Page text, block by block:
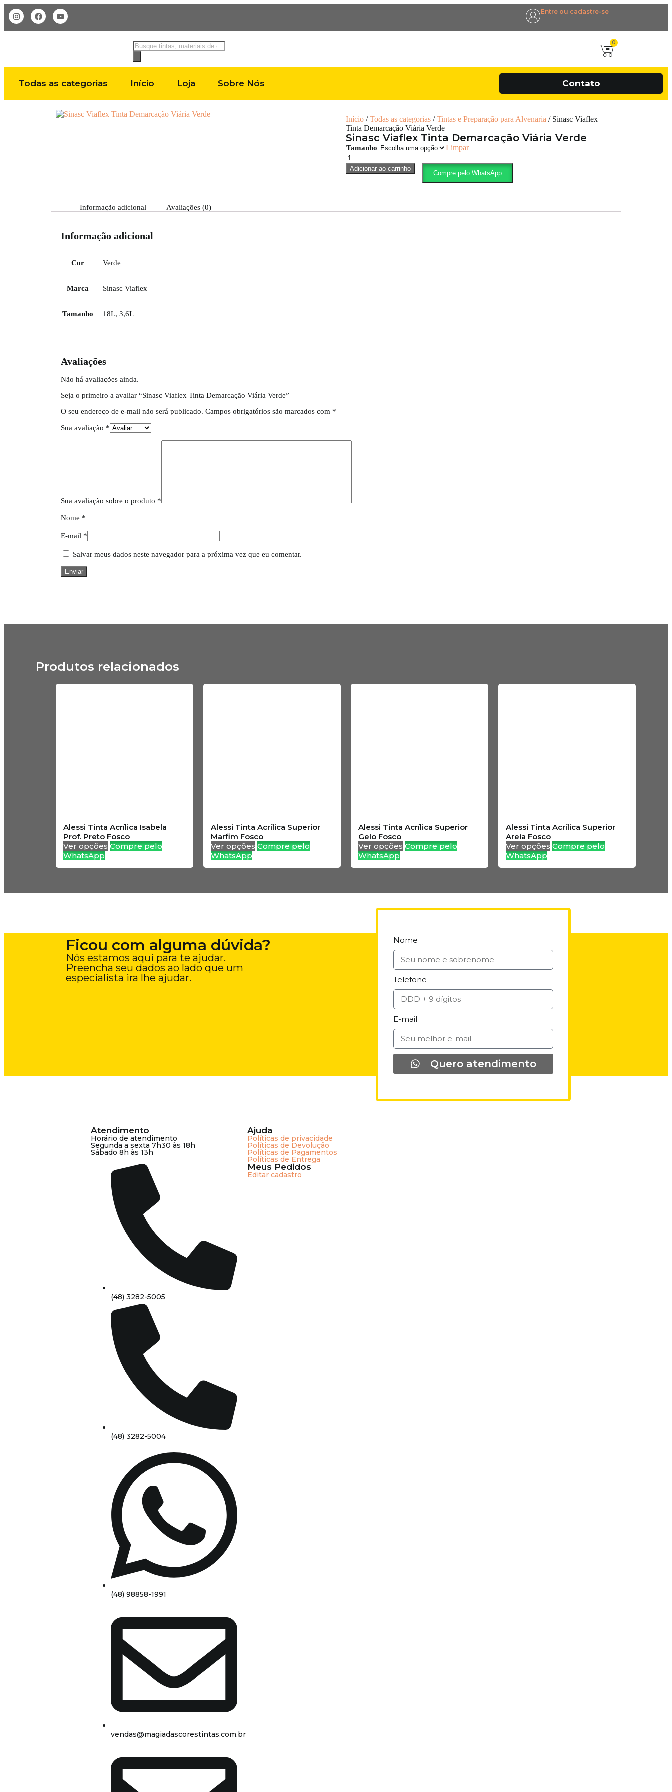
Entre ou cadastre-se
0
Todas as categorias Início Loja Sobre Nós Contato
Início /Todas as categorias /Tintas e Preparação para Alvenaria / Sinasc Viaflex
Tinta Demarcação Viária Verde
Sinasc Viaflex Tinta Demarcação Viária Verde
Tamanho Limpar
Adicionar ao carrinho
Compre pelo WhatsApp
Informação adicional Avaliações (0)
Informação adicional
Cor Verde
Marca Sinasc Viaflex
Tamanho 18L, 3,6L
Avaliações
Não há avaliações ainda.
Seja o primeiro a avaliar “Sinasc Viaflex Tinta Demarcação Viária Verde”
O seu endereço de e-mail não será publicado. Campos obrigatórios são marcados com *
Sua avaliação *
Sua avaliação sobre o produto *
Nome *
E-mail *
Salvar meus dados neste navegador para a próxima vez que eu comentar.
Produtos relacionados
Alessi Tinta Acrílica Isabela
Prof. Preto Fosco
Ver opções Compre pelo
WhatsApp
Alessi Tinta Acrílica Superior
Marfim Fosco
Ver opções Compre pelo
WhatsApp
Alessi Tinta Acrílica Superior
Gelo Fosco
Ver opções Compre pelo
WhatsApp
Alessi Tinta Acrílica Superior
Areia Fosco
Ver opções Compre pelo
WhatsApp
Ficou com alguma dúvida?
Nós estamos aqui para te ajudar.
Preencha seu dados ao lado que um
especialista ira lhe ajudar.
Nome
Telefone
E-mail
Quero atendimento
Atendimento
Horário de atendimento
Segunda a sexta 7h30 às 18h
Sábado 8h às 13h
(48) 3282-5005
(48) 3282-5004
(48) 98858-1991
vendas@magiadascorestintas.com.br
Ajuda
Políticas de privacidade
Políticas de Devolução
Políticas de Pagamentos
Políticas de Entrega
Meus Pedidos
Editar cadastro